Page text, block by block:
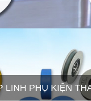
LINH PHỤ KIỆN